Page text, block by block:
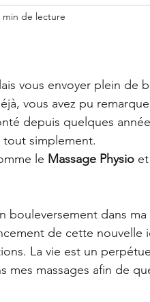
min de lecture
vous envoyer plein de
vous avez pu
depuis quelques
simplement.
le Massage Physio
bouleversement dans
de cette nouvelle
La vie est un
mes massages afin de